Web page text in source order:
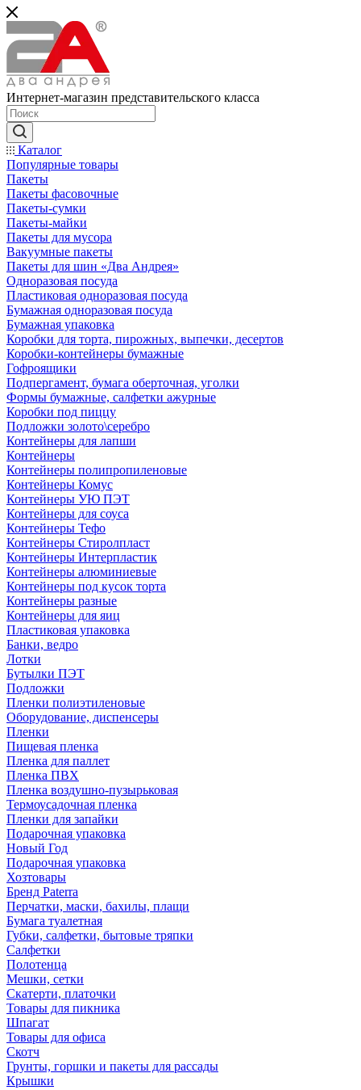
Интернет-магазин представительского класса
Каталог
Популярные товары
Пакеты
Пакеты фасовочные
Пакеты-сумки
Пакеты-майки
Пакеты для мусора
Вакуумные пакеты
Пакеты для шин «Два Андрея»
Одноразовая посуда
Пластиковая одноразовая посуда
Бумажная одноразовая посуда
Бумажная упаковка
Коробки для торта, пирожных, выпечки, десертов
Коробки-контейнеры бумажные
Гофроящики
Подпергамент, бумага оберточная, уголки
Формы бумажные, салфетки ажурные
Коробки под пиццу
Подложки золото\серебро
Контейнеры для лапши
Контейнеры
Контейнеры полипропиленовые
Контейнеры Комус
Контейнеры УЮ ПЭТ
Контейнеры для соуса
Контейнеры Тефо
Контейнеры Стиролпласт
Контейнеры Интерпластик
Контейнеры алюминиевые
Контейнеры под кусок торта
Контейнеры разные
Контейнеры для яиц
Пластиковая упаковка
Банки, ведро
Лотки
Бутылки ПЭТ
Подложки
Пленки полиэтиленовые
Оборудование, диспенсеры
Пленки
Пищевая пленка
Пленка для паллет
Пленка ПВХ
Пленка воздушно-пузырьковая
Термоусадочная пленка
Пленки для запайки
Подарочная упаковка
Новый Год
Подарочная упаковка
Хозтовары
Бренд Paterra
Перчатки, маски, бахилы, плащи
Бумага туалетная
Губки, салфетки, бытовые тряпки
Салфетки
Полотенца
Мешки, сетки
Скатерти, платочки
Товары для пикника
Шпагат
Товары для офиса
Скотч
Грунты, горшки и пакеты для рассады
Крышки